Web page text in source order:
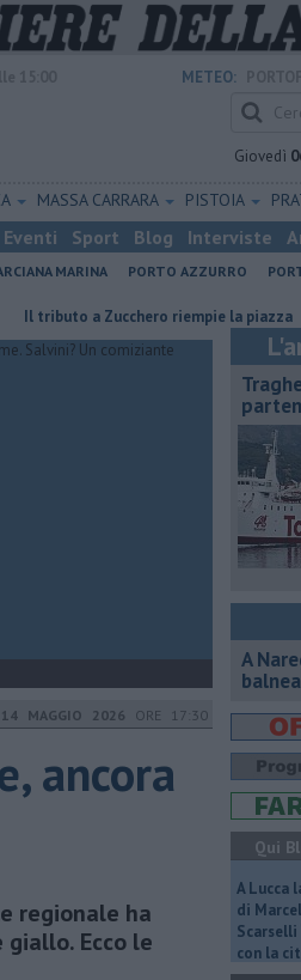
METEO:
Giovedì
MASSA CARRARA PISTOIA
Eventi Sport Blog Interviste
MARINA PORTO AZZURRO
a Zucchero riempie la piazza
14 MAGGIO 2026 ORE 17:30
ancora
regionale ha
Ecco le
A
Qui
A Lucca
di
Scarselli
con la